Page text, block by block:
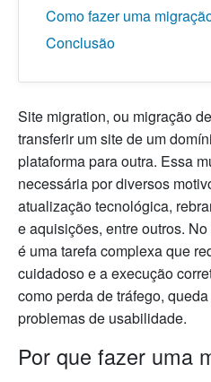
Como fazer uma
Conclusão
Site migration, ou migração
transferir um site de um
plataforma para outra. Essa
necessária por diversos
atualização tecnológica,
e aquisições, entre outros.
é uma tarefa complexa que
cuidadoso e a execução
como perda de tráfego,
problemas de usabilidade.
Por que fazer uma